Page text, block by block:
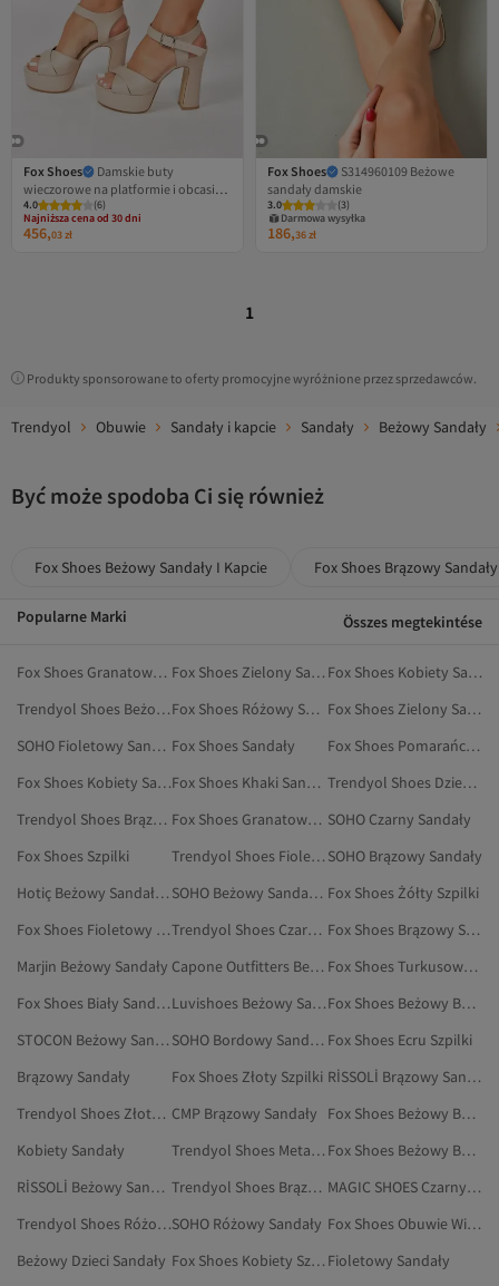
Fox Shoes
Damskie buty
wieczorowe na platformie i obcasie
M348202409
4.0 (6)
Najniższa cena od 30 dni
Darmowa wysyłka
Najniższa cena od 30 dni
456,03zł
Fox Shoes
S314960109 Beżowe
sandały damskie
3.0 (3)
Darmowa wysyłka
186,36zł
1
Produkty sponsorowane to oferty promocyjne wyróżnione przez sprzedawców.
Trendyol Obuwie Sandały i kapcie Sandały Beżowy Sandały
Być może spodoba Ci się również
Fox Shoes Beżowy Sandały I Kapcie Fox Shoes Brązowy Sandały
Popularne Marki Összes megtekintése
Fox Shoes Granatowy Sandały I Kapcie Fox Shoes Zielony Sandały I Kapcie
Fox Shoes Kobiety Sandały I Kapcie
Trendyol Shoes Beżowy Sandały I Kapcie
Fox Shoes Różowy Sandały I Kapcie
Fox Shoes Zielony Sandały
SOHO Fioletowy Sandały Fox Shoes Sandały
Fox Shoes Pomarańczowy Sandały I Kapcie
Fox Shoes Kobiety Sandały
Fox Shoes Khaki Sandały I Kapcie
Trendyol Shoes Dzieci Sandały
Trendyol Shoes Brązowy Sandały
Fox Shoes Granatowy Sandały SOHO Czarny Sandały
Fox Shoes Szpilki
Trendyol Shoes Fioletowy Sandały I Kapcie SOHO Brązowy Sandały
Hotiç Beżowy Sandały I Kapcie
SOHO Beżowy Sandały I Kapcie Fox Shoes Żółty Szpilki
Fox Shoes Fioletowy Obuwie
Trendyol Shoes Czarny Sandały
Fox Shoes Brązowy Szpilki
Marjin Beżowy Sandały
Capone Outfitters Beżowy Sandały
Fox Shoes Turkusowy Szpilki
Fox Shoes Biały Sandały
Luvishoes Beżowy Sandały
Fox Shoes Beżowy Baleriny
STOCON Beżowy Sandały
SOHO Bordowy Sandały Fox Shoes Ecru Szpilki
Brązowy Sandały
Fox Shoes Złoty Szpilki
RİSSOLİ Brązowy Sandały
Trendyol Shoes Złoty Sandały CMP Brązowy Sandały
Fox Shoes Beżowy Buty Na Koturnie
Kobiety Sandały
Trendyol Shoes Metaliczny Sandały
Fox Shoes Beżowy Buty Na Co Dzień
RİSSOLİ Beżowy Sandały
Trendyol Shoes Brązowy Sandały I Kapcie
MAGIC SHOES Czarny Sandały
Trendyol Shoes Różowy SandałySOHO Różowy Sandały
Fox Shoes Obuwie Wieczorowe
Beżowy Dzieci Sandały
Fox Shoes Kobiety Szpilki Fioletowy Sandały